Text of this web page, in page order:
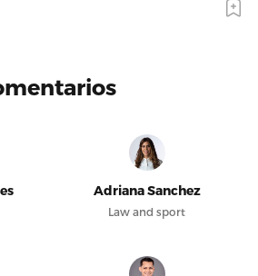
Adriana Sanchez
Law and sport